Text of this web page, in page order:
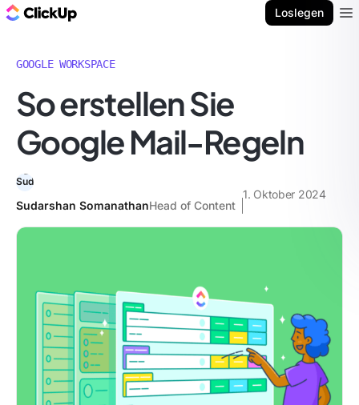
Loslegen
GOOGLE WORKSPACE
So erstellen Sie
Google Mail-Regeln
Sudarshan SomanathanHead of Content
1. Oktober 2024